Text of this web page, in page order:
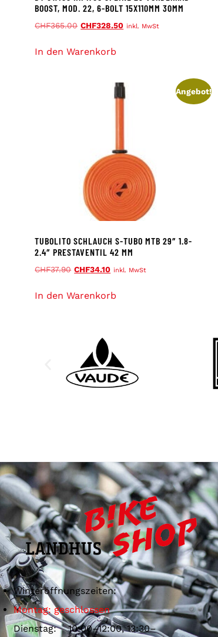
BOOST, MOD. 22, 6-BOLT 15X110MM 30MM
CHF365.00 CHF328.50 inkl. MwSt
In den Warenkorb
Angebot!
TUBOLITO SCHLAUCH S-TUBO MTB 29″ 1.8-
2.4″ PRESTAVENTIL 42 MM
CHF37.90 CHF34.10 inkl. MwSt
In den Warenkorb
Winteröffnungszeiten:
Montag: geschlossen
Dienstag: 10:00–12:00, 13:30–